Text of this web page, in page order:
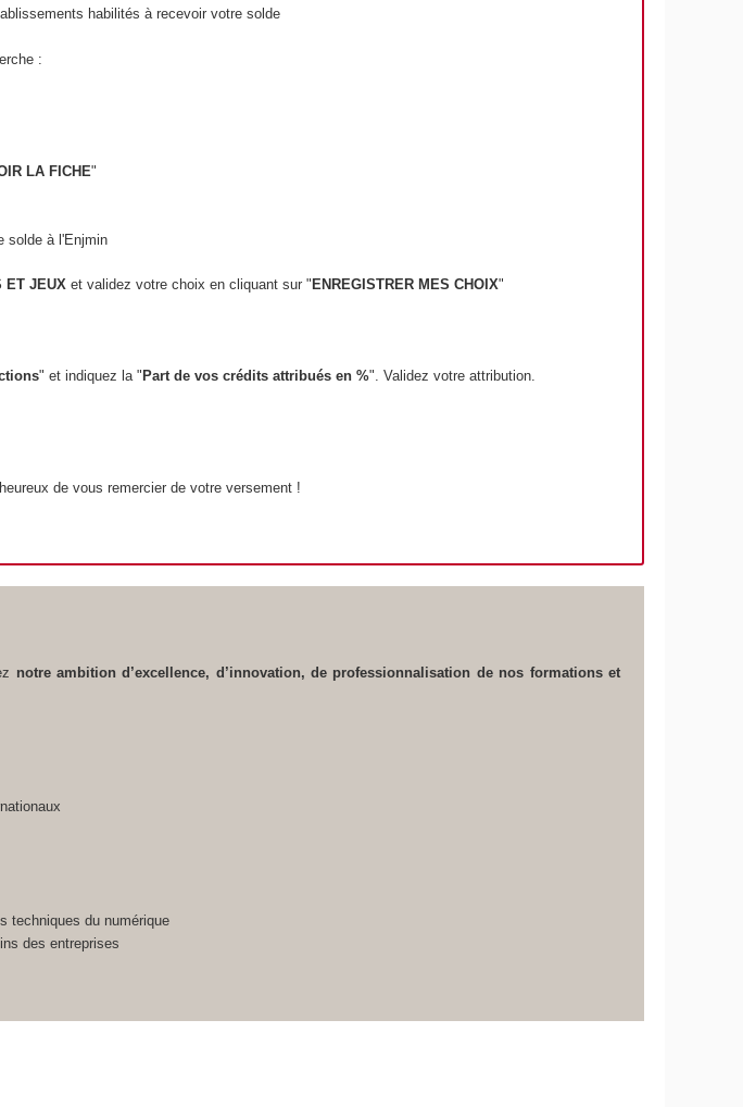
habilités à recevoir votre solde
:
LA FICHE"
solde à l'Enjmin
ET JEUXet validez votre choix en cliquant sur "ENREGISTRER MES CHOIX"
" et indiquez la "Part de vos crédits attribués en %". Validez votre attribution.
de vous remercier de votre versement !
notre ambition d’excellence, d’innovation, de professionnalisation de nos formations et
techniques du numérique
des entreprises